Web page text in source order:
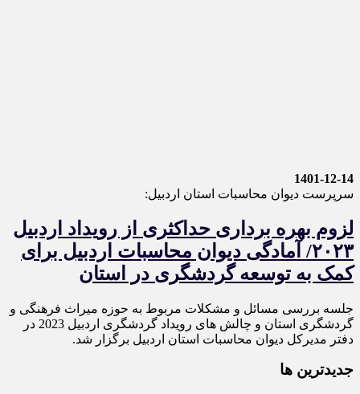
1401-12-14
سرپرست دیوان محاسبات استان اردبیل:
لزوم بهره برداری حداکثری از رویداد اردبیل
۲۰۲۳/ آمادگی دیوان محاسبات اردبیل برای
کمک به توسعه گردشگری در استان
جلسه بررسی مسائل و مشکلات مربوط به حوزه میراث فرهنگی و
گردشگری استان و چالش های رویداد گردشگری اردبیل 2023 در
دفتر مدیرکل دیوان محاسبات استان اردبیل برگزار شد.
جديدترين ها